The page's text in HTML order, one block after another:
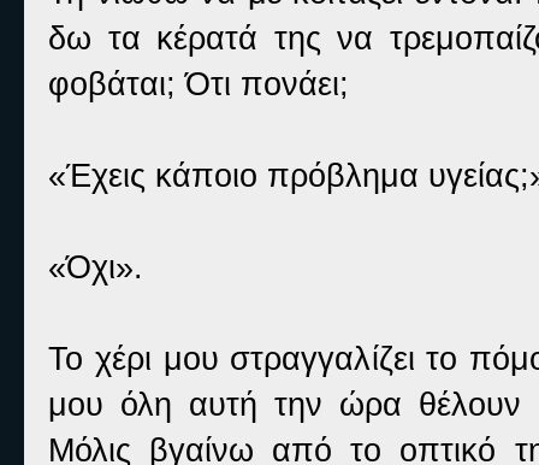
δω τα κέρατά της να
φοβάται; Ότι πονάει;
«Έχεις κάποιο πρόβλημα
«Όχι».
Το χέρι μου στραγγαλίζει το
μου όλη αυτή την ώρα θέλουν
Μόλις βγαίνω από το οπτικό